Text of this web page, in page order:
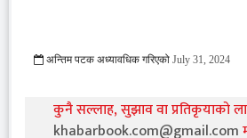
अन्तिम पटक अध्यावधिक गरिएको July 31, 2024
कुनै सल्लाह, सुझाव वा प्रतिकृयाको
khabarbook.com@gmail.com